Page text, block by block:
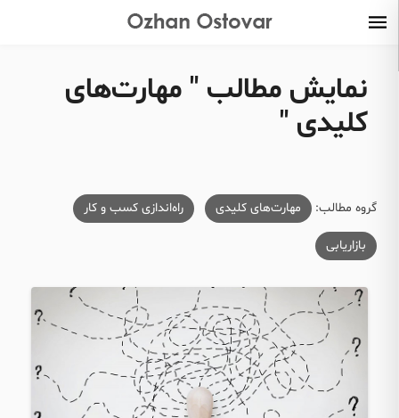
نمایش مطالب " مهارت‌های
کلیدی "
گروه مطالب: مهارت‌های کلیدی راه‌اندازی کسب و کار
بازاریابی